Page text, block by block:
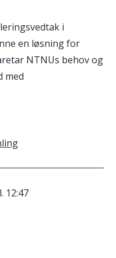
i
en løsning for
NTNUs behov og
med
12:47